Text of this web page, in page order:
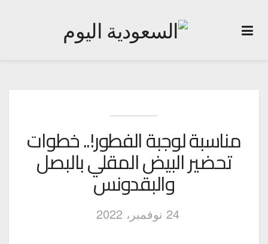
مناسبة لوجبة الفطور!.. خطوات
تحضير البيض المقلي بالبصل
والبقدونس
24 نوفمبر، 2022